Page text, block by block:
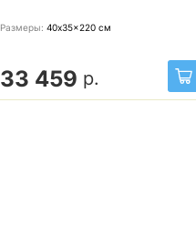
Размеры: 40x35x220 см
33 459 р.